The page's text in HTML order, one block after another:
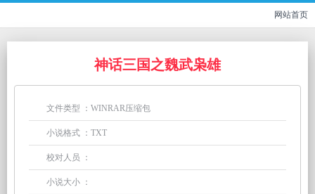
网站首页
神话三国之魏武枭雄
文件类型 ：WINRAR压缩包
小说格式 ：TXT
校对人员 ：
小说大小 ：